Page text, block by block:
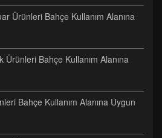
Ürünleri Bahçe Kullanım Alanına
Bahçe Kullanım Alanına
Bahçe Kullanım Alanına Uygun